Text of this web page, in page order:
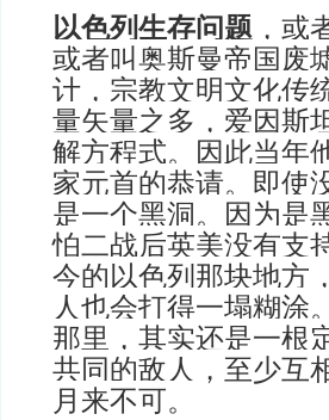
以色列生存问题 ，或
或者叫奥斯曼帝国废
计，宗教文明文化传
量矢量之多，爱因斯
解方程式。因此当年
家元首的恭请。即使
是一个黑洞。因为是
怕二战后英美没有支
今的以色列那块地方
人也会打得一塌糊涂
那里，其实还是一
共同的敌人，至少互
月来不可。